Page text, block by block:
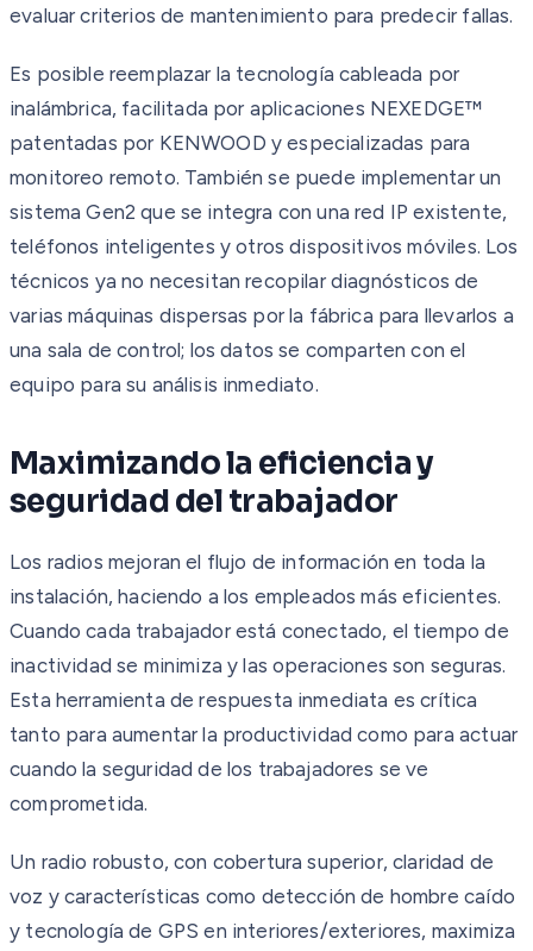
evaluar criterios de mantenimiento para predecir fallas.
Es posible reemplazar la tecnología cableada por
inalámbrica, facilitada por aplicaciones NEXEDGE™
patentadas por KENWOOD y especializadas para
monitoreo remoto. También se puede implementar un
sistema Gen2 que se integra con una red IP existente,
teléfonos inteligentes y otros dispositivos móviles. Los
técnicos ya no necesitan recopilar diagnósticos de
varias máquinas dispersas por la fábrica para llevarlos a
una sala de control; los datos se comparten con el
equipo para su análisis inmediato.
Maximizando la eficiencia y
seguridad del trabajador
Los radios mejoran el flujo de información en toda la
instalación, haciendo a los empleados más eficientes.
Cuando cada trabajador está conectado, el tiempo de
inactividad se minimiza y las operaciones son seguras.
Esta herramienta de respuesta inmediata es crítica
tanto para aumentar la productividad como para actuar
cuando la seguridad de los trabajadores se ve
comprometida.
Un radio robusto, con cobertura superior, claridad de
voz y características como detección de hombre caído
y tecnología de GPS en interiores/exteriores, maximiza